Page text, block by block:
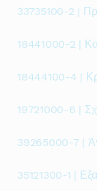
33735100-2 |
18441000-2 |
18444100-4 |
19721000-6 |
39265000-7 |
35121300-1 |